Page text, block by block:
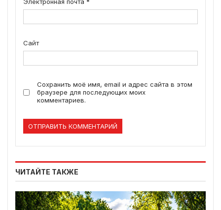
Электронная почта *
Сайт
Сохранить моё имя, email и адрес сайта в этом
браузере для последующих моих
комментариев.
ЧИТАЙТЕ ТАКЖЕ